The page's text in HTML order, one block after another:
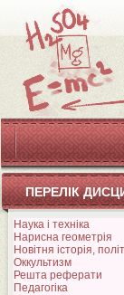
ПЕРЕЛІК
Наука і техніка
Нарисна геометрія
Новітня історія,
Оккультизм
Решта реферати
Педагогіка